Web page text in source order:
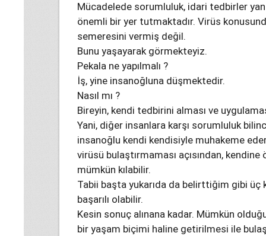
Mücadelede sorumluluk, idari tedbirler
önemli bir yer tutmaktadır. Virüs
semeresini vermiş değil.
Bunu yaşayarak görmekteyiz.
Pekala ne yapılmalı ?
İş, yine insanoğluna düşmektedir.
Nasıl mı ?
Bireyin, kendi tedbirini alması ve
Yani, diğer insanlara karşı sorumluluk
insanoğlu kendi kendisiyle muhakeme
virüsü bulaştırmaması açısından,
mümkün kılabilir.
Tabii başta yukarıda da belirttiğim gibi üç
başarılı olabilir.
Kesin sonuç alınana kadar. Mümkün
bir yaşam biçimi haline getirilmesi ile